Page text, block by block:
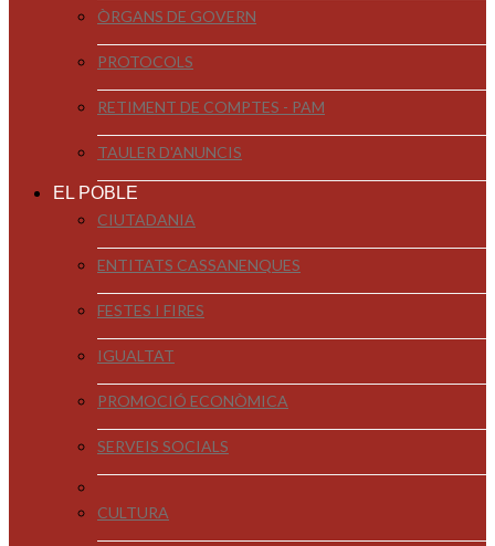
ÒRGANS DE GOVERN
PROTOCOLS
RETIMENT DE COMPTES - PAM
TAULER D'ANUNCIS
EL POBLE
CIUTADANIA
ENTITATS CASSANENQUES
FESTES I FIRES
IGUALTAT
PROMOCIÓ ECONÒMICA
SERVEIS SOCIALS
CULTURA